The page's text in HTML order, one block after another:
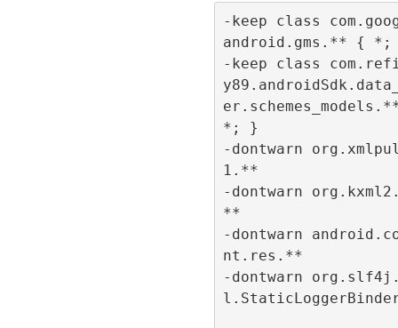
-keep class
android.gms.** {
-keep class
*; }
-dontwarn
1.**
-dontwarn
**
-dontwarn
nt.res.**
-dontwarn